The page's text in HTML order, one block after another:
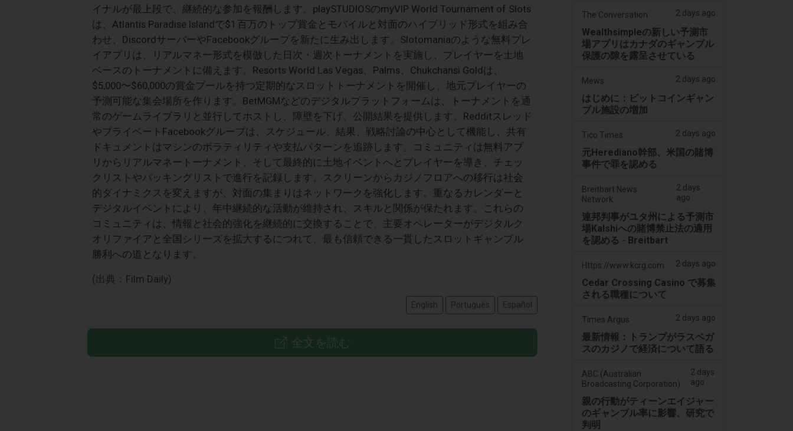
イナルが最上段で、継続的な参加を報酬します。playSTUDIOSのmyVIP World Tournament of Slots
は、Atlantis Paradise Islandで$1 百万のトップ賞金とモバイルと対面のハイブリッド形式を組み合
わせ、DiscordサーバーやFacebookグループを新たに生み出します。Slotomaniaのような無料プレ
イアプリは、リアルマネー形式を模倣した日次・週次トーナメントを実施し、プレイヤーを土地
ベースのトーナメントに備えます。Resorts World Las Vegas、Palms、Chukchansi Goldは、
$5,000〜$60,000の賞金プールを持つ定期的なスロットトーナメントを開催し、地元プレイヤーの
予測可能な集会場所を作ります。BetMGMなどのデジタルプラットフォームは、トーナメントを通
常のゲームライブラリと並行してホストし、障壁を下げ、公開結果を提供します。Redditスレッド
やプライベートFacebookグループは、スケジュール、結果、戦略討論の中心として機能し、共有
ドキュメントはマシンのボラティリティや支払パターンを追跡します。コミュニティは無料アプ
リからリアルマネートーナメント、そして最終的に土地イベントへとプレイヤーを導き、チェッ
クリストやパッキングリストで進行を記録します。スクリーンからカジノフロアへの移行は社会
的ダイナミクスを変えますが、対面の集まりはネットワークを強化します。重なるカレンダーと
デジタルイベントにより、年中継続的な活動が維持され、スキルと関係が保たれます。これらの
コミュニティは、情報と社会的強化を継続的に交換することで、主要オペレーターがデジタルク
オリファイアと全国シリーズを拡大するにつれて、最も信頼できる一貫したスロットギャンブル
勝利への道となります。
(出典：Film Daily)
English Português Español
全文を読む
The Conversation 2 days ago
Wealthsimpleの新しい予測市
場アプリはカナダのギャンブル
保護の隙を露呈させている
Mews 2 days ago
はじめに：ビットコインギャン
ブル施設の増加
Tico Times 2 days ago
元Herediano幹部、米国の賭博
事件で罪を認める
Breitbart News
Network
2 days
ago
連邦判事がユタ州による予測市
場Kalshiへの賭博禁止法の適用
を認める - Breitbart
Https://www.kcrg.com 2 days ago
Cedar Crossing Casino で募集
される職種について
Times Argus 2 days ago
最新情報：トランプがラスベガ
スのカジノで経済について語る
ABC (Australian
Broadcasting Corporation)
2 days
ago
親の行動がティーンエイジャー
のギャンブル率に影響、研究で
判明